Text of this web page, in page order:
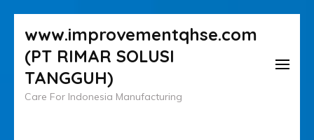
ke
konten
(Tekan
Enter)
www.improvementqhse.com
(PT RIMAR SOLUSI
TANGGUH)
Care For Indonesia Manufacturing